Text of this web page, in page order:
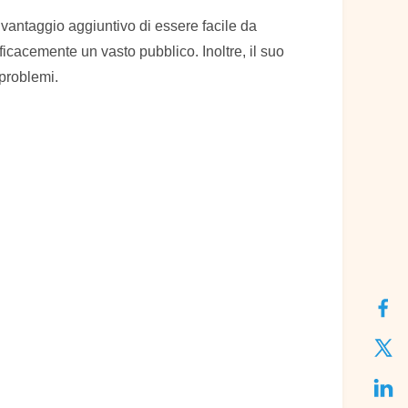
aggiuntivo di essere facile da
un vasto pubblico. Inoltre, il suo